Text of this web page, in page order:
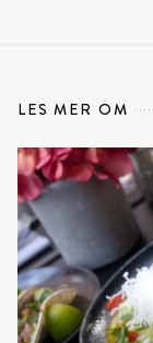
LES MER OM